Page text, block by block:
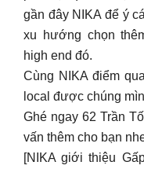
Ghé ngay 62 Trần
vấn thêm cho bạn
[NIKA giới thiệu
combo TIA’M]
Nếu skincare lâu bạn
chất chứa thành
có thể hỗ trợ làm
Vẫn luôn được